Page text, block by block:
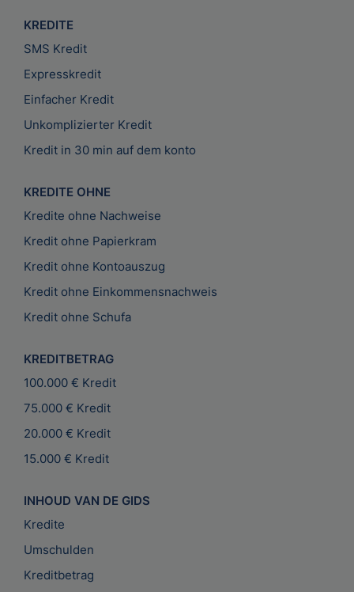
KREDITE
SMS Kredit
Expresskredit
Einfacher Kredit
Unkomplizierter Kredit
Kredit in 30 min auf dem konto
KREDITE OHNE
Kredite ohne Nachweise
Kredit ohne Papierkram
Kredit ohne Kontoauszug
Kredit ohne Einkommensnachweis
Kredit ohne Schufa
KREDITBETRAG
100.000 € Kredit
75.000 € Kredit
20.000 € Kredit
15.000 € Kredit
INHOUD VAN DE GIDS
Kredite
Umschulden
Kreditbetrag